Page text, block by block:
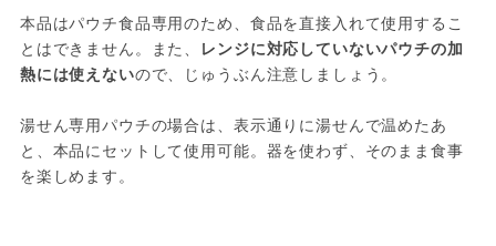
本品はパウチ食品専用のため、食品を直接入れて使用するこ
とはできません。また、 レンジに対応していないパウチの加
熱には使えないので、じゅうぶん注意しましょう。
湯せん専用パウチの場合は、表示通りに湯せんで温めたあ
と、本品にセットして使用可能。器を使わず、そのまま食事
を楽しめます。